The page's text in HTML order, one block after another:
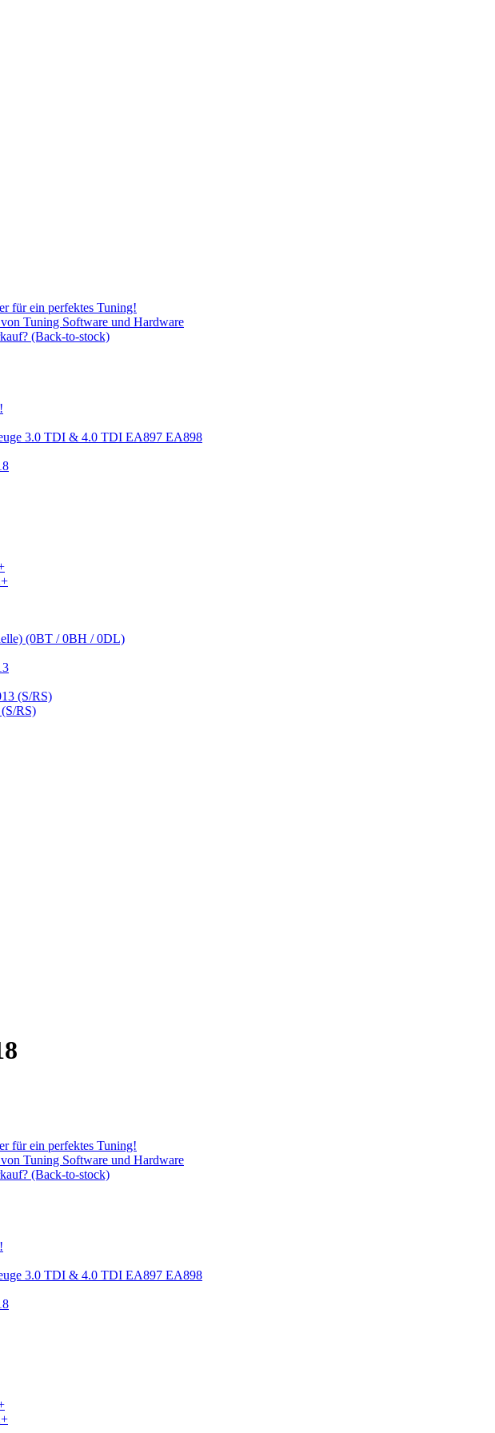
für ein perfektes Tuning!
Tuning Software und Hardware
(Back-to-stock)
3.0 TDI & 4.0 TDI EA897 EA898
(0BT / 0BH / 0DL)
(S/RS)
RS)
für ein perfektes Tuning!
Tuning Software und Hardware
(Back-to-stock)
3.0 TDI & 4.0 TDI EA897 EA898